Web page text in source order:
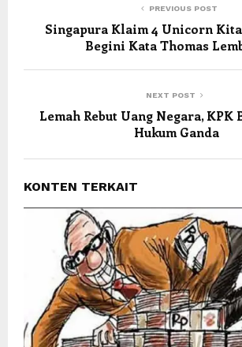
PREVIOUS POST
Singapura Klaim 4 Unicorn
Begini Kata Thomas
NEXT POST
Lemah Rebut Uang Negara, KPK
Hukum Ganda
KONTEN TERKAIT